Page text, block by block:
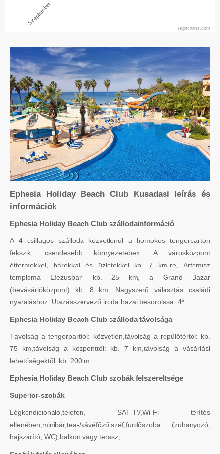
Szeptember
Highcharts.com
Ephesia Holiday Beach Club Kusadasi leírás és
információk
Ephesia Holiday Beach Club szállodainformáció
A 4 csillagos szálloda közvetlenül a homokos tengerparton
fekszik, csendesebb környezeteben. A városközpont
éttermekkel, bárokkal és üzletekkel kb. 7 km-re, Artemisz
temploma Efezusban kb. 25 km, a Grand Bazar
(bevásárlóközpont) kb. 8 km. Nagyszerű választás családi
nyaraláshoz. Utazásszervező iroda hazai besorolása: 4*
Ephesia Holiday Beach Club szálloda távolsága
Távolság a tengerparttól: közvetlen,távolság a repülőtértől: kb.
75 km,távolság a központtól: kb. 7 km,távolság a vásárlási
lehetőségektől: kb. 200 m.
Ephesia Holiday Beach Club szobák felszereltsége
Superior-szobák
Légkondicionáló,telefon, SAT-TV,Wi-Fi térítés
ellenében,minibár,tea-/kávéfőző,széf,fürdőszoba (zuhanyozó,
hajszárító, WC),balkon vagy terasz,